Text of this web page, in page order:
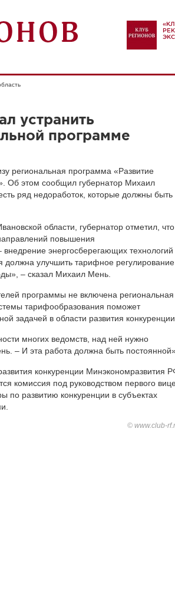
устранить
программе
региональная программа «Развитие
Об этом сообщил губернатор Михаил
ряд недоработок, которые должны быть
области, губернатор отметил, что
повышения
внедрение энергосберегающих технологий
улучшить тарифное регулирование
– сказал Михаил Мень.
программы не включена региональная
тарифообразования поможет
задачей в области развития конкуренции.
многих ведомств, над ней нужно
– И эта работа должна быть
конкуренции Минэкономразвития
комиссия под руководством первого
развитию конкуренции в субъектах
© www.club-